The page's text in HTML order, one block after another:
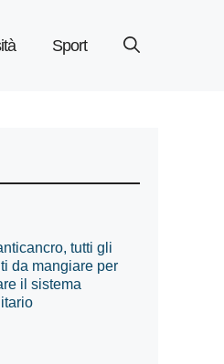
Sport
tutti gli
da mangiare per
il sistema